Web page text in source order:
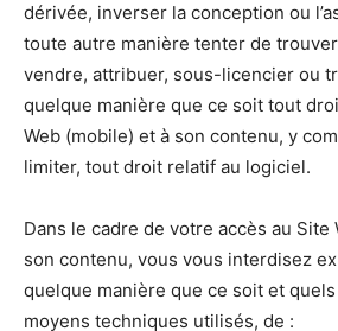
dérivée, inverser la conception ou
toute autre manière tenter de
vendre, attribuer, sous-licencier ou
quelque manière que ce soit tout
Web (mobile) et à son contenu, y
limiter, tout droit relatif au logiciel.
Dans le cadre de votre accès au Site
son contenu, vous vous interdisez
quelque manière que ce soit et
moyens techniques utilisés, de :